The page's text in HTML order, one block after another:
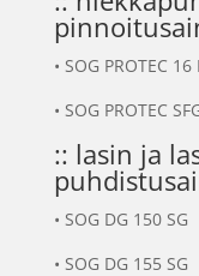
• SOG PROTEC 16
• SOG PROTEC
:: lasin ja
• SOG DG 150 SG
• SOG DG 155 SG